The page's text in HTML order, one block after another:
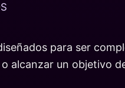
para ser
alcanzar un objetivo